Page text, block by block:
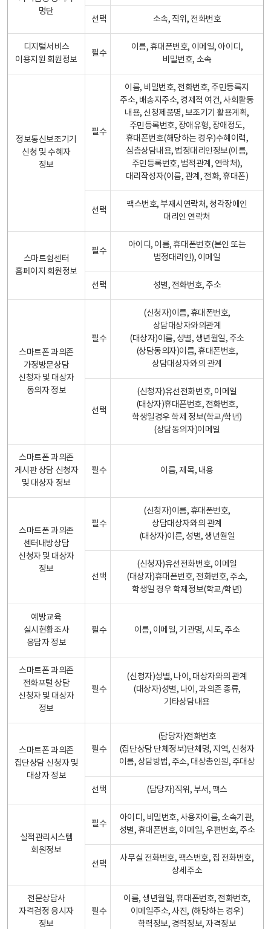
명단
선택 소속, 직위, 전화번호
디지털서비스
이용지원 회원정보
필수
이름, 휴대폰번호, 이메일, 아이디,
비밀번호, 소속
정보통신보조기기
신청 및 수혜자
정보
필수
이름, 비밀번호, 전화번호, 주민등록지
주소, 배송지주소, 경제적 여건, 사회활동
내용, 신청제품명, 보조기기 활용계획,
주민등록번호, 장애유형, 장애정도,
휴대폰번호(해당하는 경우)수혜이력,
심층상담내용, 법정대리인정보(이름,
주민등록번호, 법적관계, 연락처),
대리작성자(이름, 관계, 전화, 휴대폰)
선택
팩스번호, 부재시연락처, 청각장애인
대리인 연락처
스마트쉼센터
홈페이지 회원정보
필수
아이디, 이름, 휴대폰번호(본인 또는
법정대리인), 이메일
선택 성별, 전화번호, 주소
스마트폰 과의존
가정방문상담
신청자 및 대상자
동의자 정보
필수
(신청자)이름, 휴대폰번호,
상담대상자와의관계
(대상자)이름, 성별, 생년월일, 주소
(상담동의자)이름, 휴대폰번호,
상담대상자와의 관계
선택
(신청자)유선전화번호, 이메일
(대상자)휴대폰번호, 전화번호,
학생일경우 학제 정보(학교/학년)
(상담동의자)이메일
스마트폰 과의존
게시판 상담 신청자
및 대상자 정보
필수 이름, 제목, 내용
스마트폰 과의존
센터내방상담
신청자 및 대상자
정보
필수
(신청자)이름, 휴대폰번호,
상담대상자와의 관계
(대상자)이른, 성별, 생년월일
선택
(신청자)유선전화번호, 이메일
(대상자)휴대폰번호, 전화번호, 주소,
학생일 경우 학제정보(학교/학년)
예방교육
실시현황조사
응답자 정보
필수 이름, 이메일, 기관명, 시도, 주소
스마트폰 과의존
전화포털 상담
신청자 및 대상자
정보
필수
(신청자)성별, 나이, 대상자와의 관계
(대상자)성별, 나이, 과의존 종류,
기타상담내용
스마트폰 과의존
집단상담 신청자 및
대상자 정보
필수
(담당자)전화번호
(집단상담 단체정보)단체명, 지역, 신청자
이름, 상담방법, 주소, 대상총인원, 주대상
선택 (담당자)직위, 부서, 팩스
실적관리시스템
회원정보
필수
아이디, 비밀번호, 사용자이름, 소속기관,
성별, 휴대폰번호, 이메일, 우편번호, 주소
선택
사무실 전화번호, 팩스번호, 집 전화번호,
상세주소
전문상담사
자격검정 응시자
정보
필수
이름, 생년월일, 휴대폰번호, 전화번호,
이메일주소, 사진, (해당하는 경우)
학력정보, 경력정보, 자격정보